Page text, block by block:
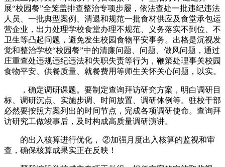
展“校园餐”全笼盖排查整治专项步履，依法查处一批违纪违法
人员、一批典型案例、清退和规范一批食材供应及食堂承包运
营企业，出力处理学校食堂办理不规范、义务落实不到位、不
卫生等凸起问题，避免发生校园食物平安事务。出格是沉视发
觉和整治学校“校园餐”中的清廉问题、问题、做风问题，通过
庄重查处违规违纪违法和失职失责等行为，鞭策处理事关校园
食物平安、供餐质量、就餐费用等师生关怀关心问题，以实。
，确定调研课题。要制定查询拜访研究方案，明白调研目
标、调研沉点、实施步调、时间放置、调研体例等。驻校干部
必然要按照方案列出的时间节点，完成各项调研使命。查询拜
访研究工做竣事后，及时构成高质量调研演讲。
的出入核算进行优化， ②加强月度出入核算的监视和审
查，确保核算成果实正在反映！